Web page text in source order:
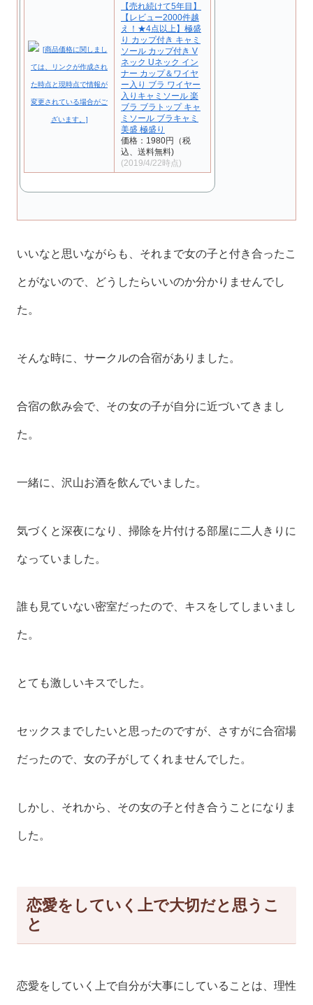
【売れ続けて5年目】
【レビュー2000件越
え！★4点以上】極盛
り カップ付き キャミ
ソール カップ付き V
ネック Uネック イン
ナー カップ＆ワイヤ
ー入り ブラ ワイヤー
入りキャミソール 楽
ブラ ブラトップ キャ
ミソール ブラキャミ
美盛 極盛り
価格：1980円（税
込、送料無料)
(2019/4/22時点)
いいなと思いながらも、それまで女の子と付き合ったこ
とがないので、どうしたらいいのか分かりませんでし
た。
そんな時に、サークルの合宿がありました。
合宿の飲み会で、その女の子が自分に近づいてきまし
た。
一緒に、沢山お酒を飲んでいました。
気づくと深夜になり、掃除を片付ける部屋に二人きりに
なっていました。
誰も見ていない密室だったので、キスをしてしまいまし
た。
とても激しいキスでした。
セックスまでしたいと思ったのですが、さすがに合宿場
だったので、女の子がしてくれませんでした。
しかし、それから、その女の子と付き合うことになりま
した。
恋愛をしていく上で大切だと思うこ
と
恋愛をしていく上で自分が大事にしていることは、理性